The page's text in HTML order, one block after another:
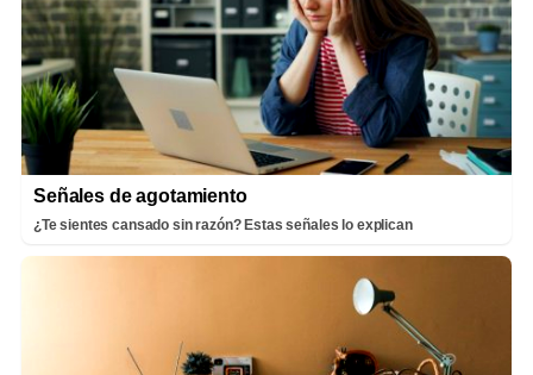
Señales de agotamiento
¿Te sientes cansado sin razón? Estas señales lo explican